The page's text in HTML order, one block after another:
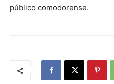
público comodorense.